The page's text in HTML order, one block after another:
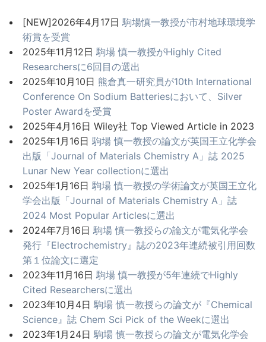
[NEW]2026年4月17日 駒場慎一教授が市村地球環境学
術賞を受賞
2025年11月12日 駒場 慎一教授がHighly Cited
Researchersに6回目の選出
2025年10月10日 熊倉真一研究員が10th International
Conference On Sodium Batteriesにおいて、Silver
Poster Awardを受賞
2025年4月16日 Wiley社 Top Viewed Article in 2023
2025年1月16日 駒場 慎一教授の論文が英国王立化学会
出版「Journal of Materials Chemistry A」誌 2025
Lunar New Year collectionに選出
2025年1月16日 駒場 慎一教授の学術論文が英国王立化
学会出版「Journal of Materials Chemistry A」誌
2024 Most Popular Articlesに選出
2024年7月16日 駒場 慎一教授らの論文が電気化学会
発行『Electrochemistry』誌の2023年連続被引用回数
第１位論文に選定
2023年11月16日 駒場 慎一教授が5年連続でHighly
Cited Researchersに選出
2023年10月4日 駒場 慎一教授らの論文が『Chemical
Science』誌 Chem Sci Pick of the Weekに選出
2023年1月24日 駒場 慎一教授らの論文が電気化学会